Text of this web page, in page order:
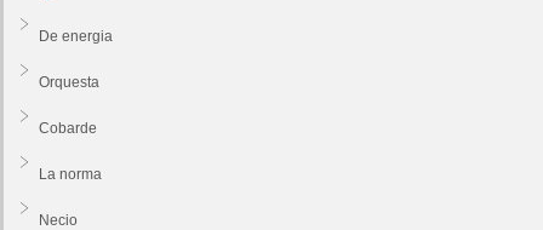
De energia
Orquesta
Cobarde
La norma
Necio